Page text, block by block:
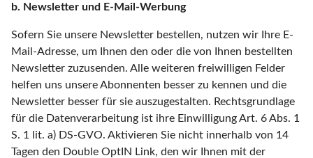
b. Newsletter und E-Mail-Werbung
Sofern Sie unsere Newsletter bestellen, nutzen wir Ihre E-
Mail-Adresse, um Ihnen den oder die von Ihnen bestellten
Newsletter zuzusenden. Alle weiteren freiwilligen Felder
helfen uns unsere Abonnenten besser zu kennen und die
Newsletter besser für sie auszugestalten. Rechtsgrundlage
für die Datenverarbeitung ist ihre Einwilligung Art. 6 Abs. 1
S. 1 lit. a) DS-GVO. Aktivieren Sie nicht innerhalb von 14
Tagen den Double OptIN Link, den wir Ihnen mit der